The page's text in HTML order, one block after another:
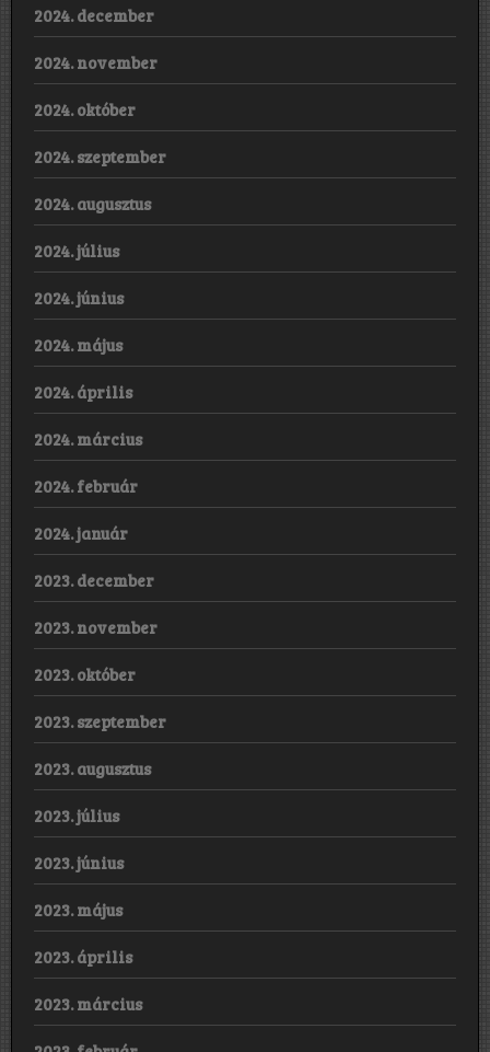
2024. december
2024. november
2024. október
2024. szeptember
2024. augusztus
2024. július
2024. június
2024. május
2024. április
2024. március
2024. február
2024. január
2023. december
2023. november
2023. október
2023. szeptember
2023. augusztus
2023. július
2023. június
2023. május
2023. április
2023. március